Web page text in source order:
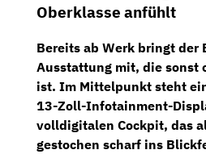
Oberklasse anfühlt
Bereits ab Werk bringt der
Ausstattung mit, die
ist. Im Mittelpunkt steht
13-Zoll-Infotainment-
volldigitalen Cockpit, das
gestochen scharf ins